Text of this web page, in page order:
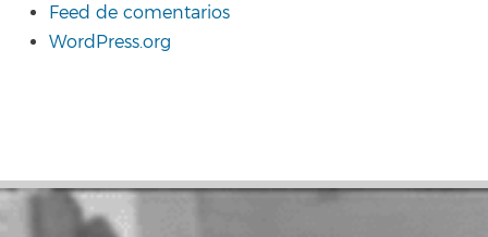
Feed de comentarios
WordPress.org